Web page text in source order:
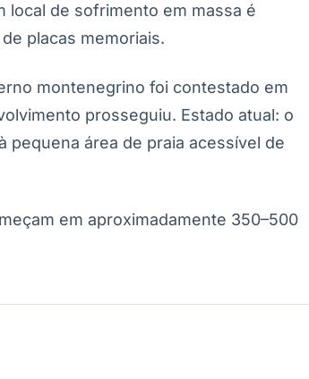
de sofrimento em massa é
placas memoriais.
montenegrino foi contestado em
prosseguiu. Estado atual: o
pequena área de praia acessível de
em aproximadamente 350–500